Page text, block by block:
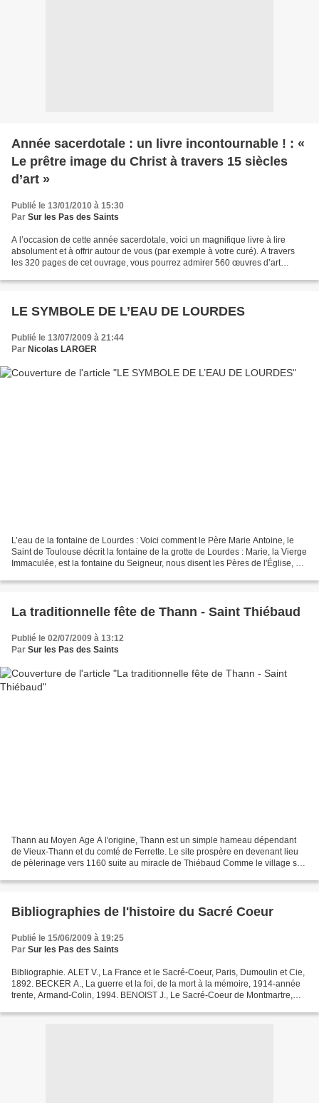
Année sacerdotale : un livre incontournable ! : «
Le prêtre image du Christ à travers 15 siècles
d’art »
Publié le 13/01/2010 à 15:30
Par Sur les Pas des Saints
A l’occasion de cette année sacerdotale, voici un magnifique livre à lire
absolument et à offrir autour de vous (par exemple à votre curé). A travers
les 320 pages de cet ouvrage, vous pourrez admirer 560 œuvres d’art
LE SYMBOLE DE L’EAU DE LOURDES
Publié le 13/07/2009 à 21:44
Par Nicolas LARGER
L’eau de la fontaine de Lourdes : Voici comment le Père Marie Antoine, le
Saint de Toulouse décrit la fontaine de la grotte de Lourdes : Marie, la Vierge
Immaculée, est la fontaine du Seigneur, nous disent les Pères de l'Église, et
La traditionnelle fête de Thann - Saint Thiébaud
Publié le 02/07/2009 à 13:12
Par Sur les Pas des Saints
Thann au Moyen Age A l'origine, Thann est un simple hameau dépendant
de Vieux-Thann et du comté de Ferrette. Le site prospère en devenant lieu
de pèlerinage vers 1160 suite au miracle de Thiébaud Comme le village se
Bibliographies de l'histoire du Sacré Coeur
Publié le 15/06/2009 à 19:25
Par Sur les Pas des Saints
Bibliographie. ALET V., La France et le Sacré-Coeur, Paris, Dumoulin et Cie,
1892. BECKER A., La guerre et la foi, de la mort à la mémoire, 1914-année
trente, Armand-Colin, 1994. BENOIST J., Le Sacré-Coeur de Montmartre,